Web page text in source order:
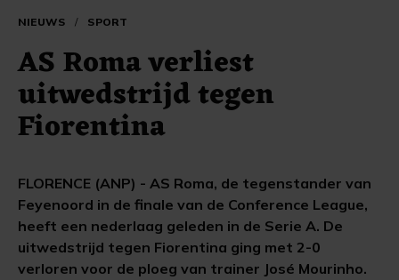
NIEUWS / SPORT
AS Roma verliest
uitwedstrijd tegen
Fiorentina
FLORENCE (ANP) - AS Roma, de tegenstander van
Feyenoord in de finale van de Conference League,
heeft een nederlaag geleden in de Serie A. De
uitwedstrijd tegen Fiorentina ging met 2-0
verloren voor de ploeg van trainer José Mourinho.